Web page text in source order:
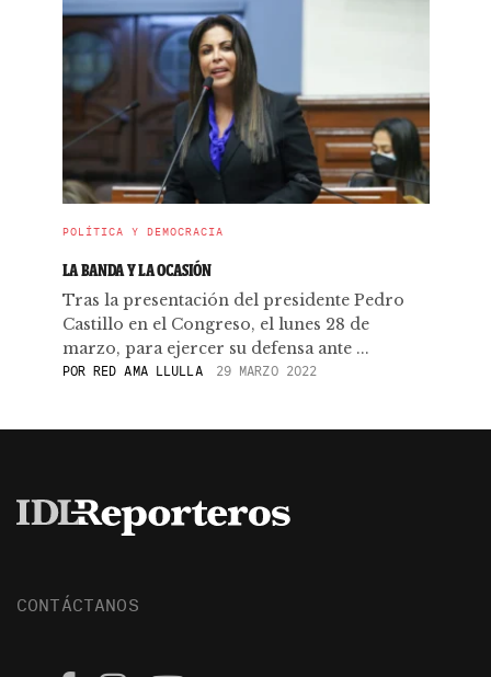
POLÍTICA Y DEMOCRACIA
LA BANDA Y LA OCASIÓN
Tras la presentación del presidente Pedro
Castillo en el Congreso, el lunes 28 de
marzo, para ejercer su defensa ante ...
PORRED AMA LLULLA 29 MARZO 2022
CONTÁCTANOS